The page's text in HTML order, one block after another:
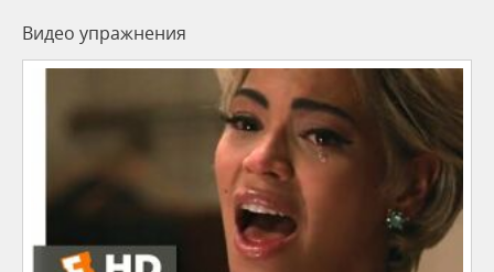
Видео упражнения